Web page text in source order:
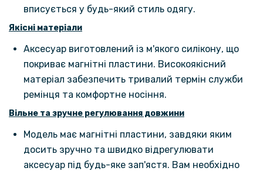
239 грн
Силіконовий чохол Fashion Shining для iPhone 13 з підтримкою
безпровідної зарядки
223 грн
279 грн
Чохол Cosmic Silicone Case Magnetic для iPhone 13, Modena
вписується у будь-який стиль одягу.
Якісні матеріали
Аксесуар виготовлений із м'якого силікону, що
покриває магнітні пластини. Високоякісний
матеріал забезпечить тривалий термін служби
ремінця та комфортне носіння.
Вільне та зручне регулювання довжини
Модель має магнітні пластини, завдяки яким
досить зручно та швидко відрегулювати
аксесуар під будь-яке зап'ястя. Вам необхідно